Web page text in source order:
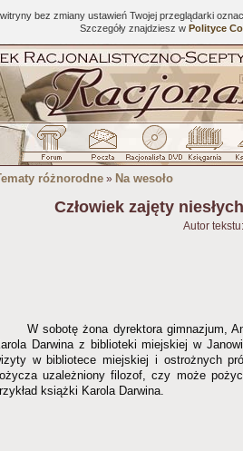
bez zmiany ustawień Twojej przeglądarki
Szczegóły znajdziesz w Polityce
różnorodne » Na wesoło
Człowiek zajęty
Autor tekstu:
W sobotę żona dyrektora gimnazjum,
Darwina z biblioteki miejskiej w
w bibliotece miejskiej i ostrożnych
uzależniony filozof, czy może
książki Karola Darwina.